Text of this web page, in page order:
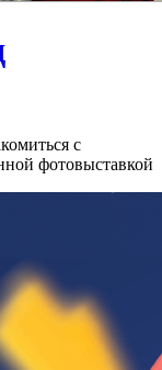
с
фотовыставкой